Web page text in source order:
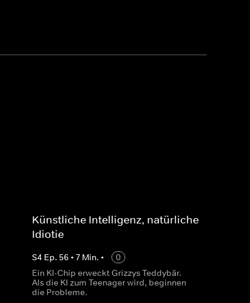
Künstliche Intelligenz, natürliche
Idiotie
S4 Ep. 56• 7Min. •
0
Ein KI-Chip erweckt Grizzys Teddybär.
Als die KI zum Teenager wird, beginnen
die Probleme.